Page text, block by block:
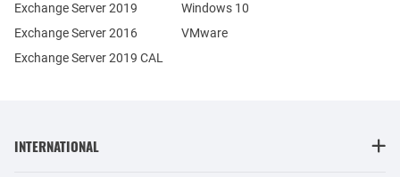
Exchange Server 2019
Exchange Server 2016
Exchange Server 2019 CAL
Windows 10
VMware
INTERNATIONAL